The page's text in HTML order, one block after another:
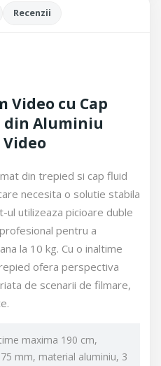
Recenzii
Video cu Cap
din Aluminiu
din trepied si cap fluid
necesita o solutie stabila
utilizeaza picioare duble
pentru a
la 10 kg. Cu o inaltime
ofera perspectiva
de scenarii de filmare,
maxima 190 cm,
mm, material aluminiu, 3